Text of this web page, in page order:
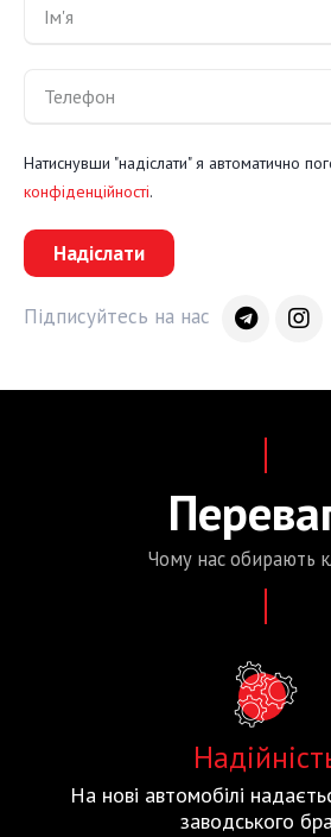
Натиснувши "надіслати" я автоматично
конфіденційності.
Надіслати
Підписуйтесь на нас
Чому насобирають
На нові автомобілі
заводського